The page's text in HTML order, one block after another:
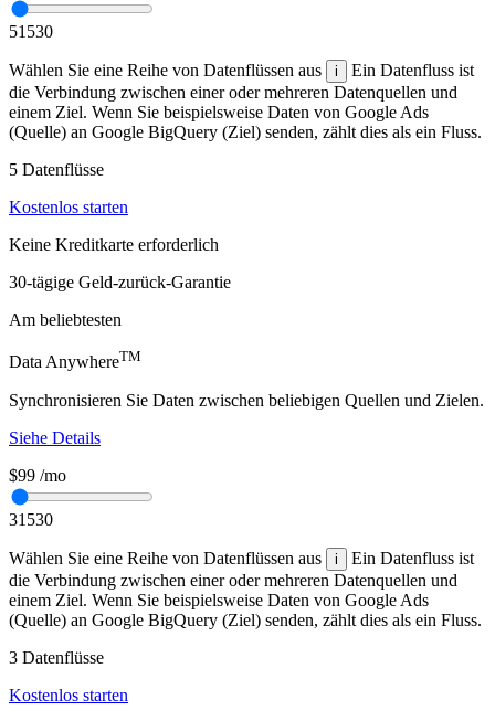
51530
Wählen Sie eine Reihe von Datenflüssen aus i
Ein Datenfluss ist
die Verbindung zwischen einer oder mehreren Datenquellen und
einem Ziel. Wenn Sie beispielsweise Daten von Google Ads
(Quelle) an Google BigQuery (Ziel) senden, zählt dies als ein Fluss.
5 Datenflüsse
Kostenlos starten
Keine Kreditkarte erforderlich
30-tägige Geld-zurück-Garantie
Am beliebtesten
Data AnywhereTM
Synchronisieren Sie Daten zwischen beliebigen Quellen und Zielen.
Siehe Details
$99 /mo
31530
Wählen Sie eine Reihe von Datenflüssen aus i
Ein Datenfluss ist
die Verbindung zwischen einer oder mehreren Datenquellen und
einem Ziel. Wenn Sie beispielsweise Daten von Google Ads
(Quelle) an Google BigQuery (Ziel) senden, zählt dies als ein Fluss.
3 Datenflüsse
Kostenlos starten